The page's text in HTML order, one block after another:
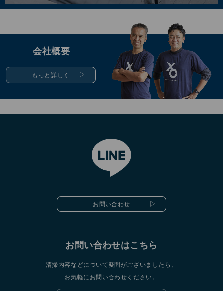
会社概要
もっと詳しく
お問い合わせ
お問い合わせはこちら
清掃内容などについて疑問がございましたら、
お気軽にお問い合わせください。